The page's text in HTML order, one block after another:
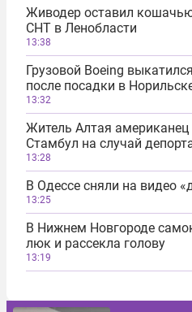
Живодер оставил
СНТ в Ленобласти
13:38
Грузовой Boeing
после посадки в
13:32
Житель Алтая американец
Стамбул на случай
13:28
В Одессе сняли на видео
13:25
В Нижнем Новгороде
люк и рассекла голову
13:19